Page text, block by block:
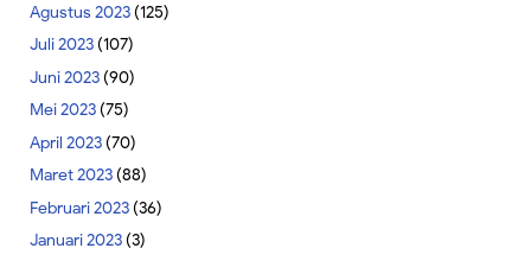
Agustus 2023(125)
Juli 2023(107)
Juni 2023(90)
Mei 2023(75)
April 2023(70)
Maret 2023(88)
Februari 2023(36)
Januari 2023(3)